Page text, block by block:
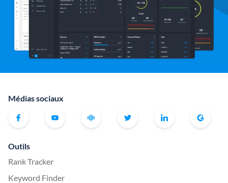
Médias sociaux
Outils
Rank Tracker
Keyword Finder